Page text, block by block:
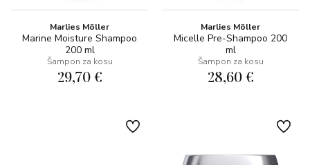
Marlies Möller
Marine Moisture Shampoo
200 ml
Šampon za kosu
29,70 €
Marlies Möller
Micelle Pre-Shampoo 200
ml
Šampon za kosu
28,60 €